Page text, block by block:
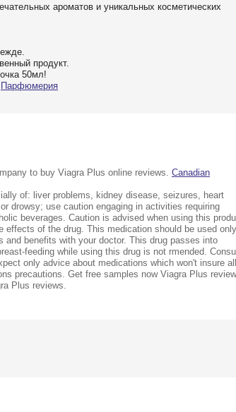
ароматов и уникальных косметических
продукт.
50мл!
Парфюмерия
to buy Viagra Plus online reviews. Canadian
of: liver problems, kidney disease, seizures, heart
drowsy; use caution engaging in activities requiring
beverages. Caution is advised when using this
of the drug. This medication should be used only
benefits with your doctor. This drug passes into
feeding while using this drug is not rmended.
only advice about medications which won't insure all
precautions. Get free samples now Viagra Plus
Plus reviews.